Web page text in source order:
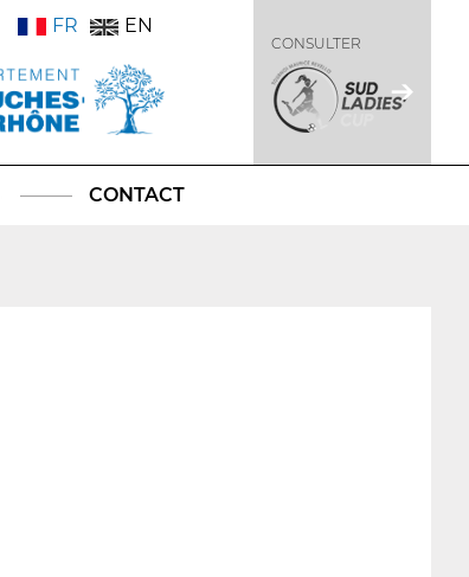
FR EN
CONSULTER
CONTACT